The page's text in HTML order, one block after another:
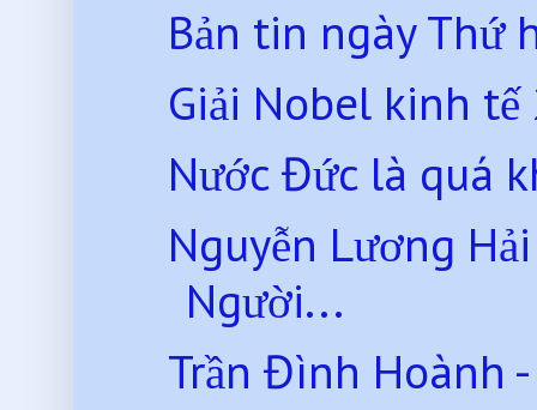
Bản tin ngày Thứ
Giải Nobel kinh
Nước Đức là quá
Nguyễn Lương
Người...
Trần Đình Hoành